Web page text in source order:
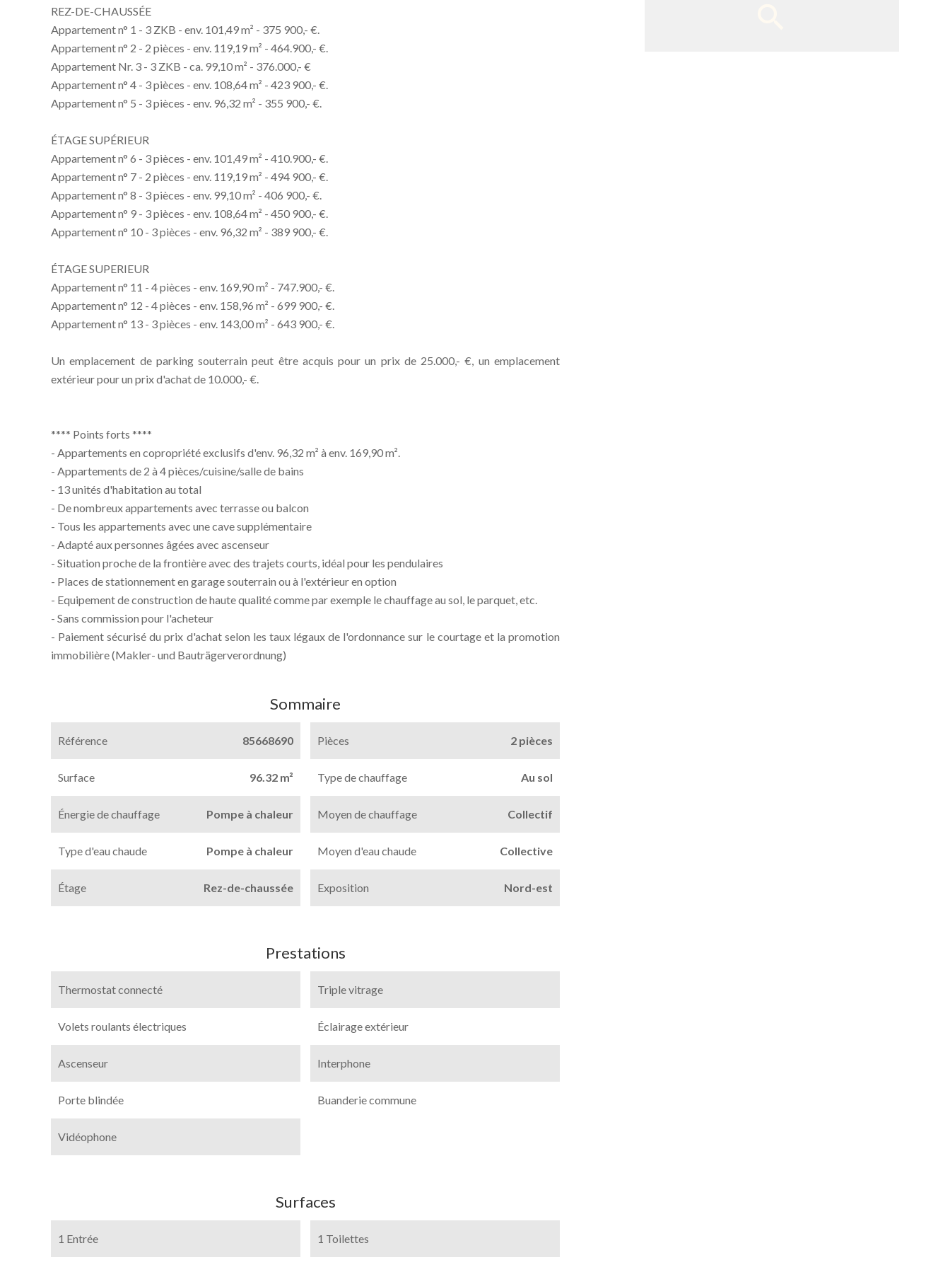
REZ-DE-CHAUSSÉE
Appartement n° 1 - 3 ZKB - env. 101,49 m² - 375 900,- €.
Appartement n° 2 - 2 pièces - env. 119,19 m² - 464.900,- €.
Appartement Nr. 3 - 3 ZKB - ca. 99,10 m² - 376.000,- €
Appartement n° 4 - 3 pièces - env. 108,64 m² - 423 900,- €.
Appartement n° 5 - 3 pièces - env. 96,32 m² - 355 900,- €.
ÉTAGE SUPÉRIEUR
Appartement n° 6 - 3 pièces - env. 101,49 m² - 410.900,- €.
Appartement n° 7 - 2 pièces - env. 119,19 m² - 494 900,- €.
Appartement n° 8 - 3 pièces - env. 99,10 m² - 406 900,- €.
Appartement n° 9 - 3 pièces - env. 108,64 m² - 450 900,- €.
Appartement n° 10 - 3 pièces - env. 96,32 m² - 389 900,- €.
ÉTAGE SUPERIEUR
Appartement n° 11 - 4 pièces - env. 169,90 m² - 747.900,- €.
Appartement n° 12 - 4 pièces - env. 158,96 m² - 699 900,- €.
Appartement n° 13 - 3 pièces - env. 143,00 m² - 643 900,- €.
Un emplacement de parking souterrain peut être acquis pour un prix de 25.000,- €, un emplacement
extérieur pour un prix d'achat de 10.000,- €.
**** Points forts ****
- Appartements en copropriété exclusifs d'env. 96,32 m² à env. 169,90 m².
- Appartements de 2 à 4 pièces/cuisine/salle de bains
- 13 unités d'habitation au total
- De nombreux appartements avec terrasse ou balcon
- Tous les appartements avec une cave supplémentaire
- Adapté aux personnes âgées avec ascenseur
- Situation proche de la frontière avec des trajets courts, idéal pour les pendulaires
- Places de stationnement en garage souterrain ou à l'extérieur en option
- Equipement de construction de haute qualité comme par exemple le chauffage au sol, le parquet, etc.
- Sans commission pour l'acheteur
- Paiement sécurisé du prix d'achat selon les taux légaux de l'ordonnance sur le courtage et la promotion
immobilière (Makler- und Bauträgerverordnung)
Sommaire
Référence 85668690 Pièces 2 pièces
Surface 96.32 m² Type de chauffage Au sol
Énergie de chauffage Pompe à chaleur Moyen de chauffage Collectif
Type d'eau chaude Pompe à chaleur Moyen d'eau chaude Collective
Étage Rez-de-chaussée Exposition Nord-est
Prestations
Thermostat connecté Triple vitrage
Volets roulants électriques Éclairage extérieur
Ascenseur Interphone
Porte blindée Buanderie commune
Vidéophone
Surfaces
1 Entrée 1 Toilettes